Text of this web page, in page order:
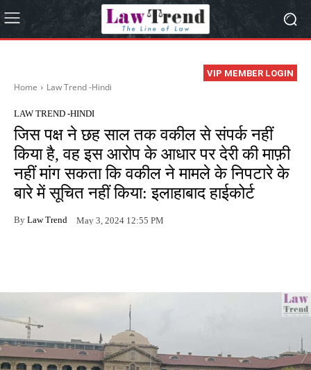
VIP MEMBER LOGIN
Home Law Trend -Hindi
LAW TREND -HINDI
जिस पक्ष ने छह साल तक वकील से संपर्क नहीं
किया है, वह इस आरोप के आधार पर देरी की माफ़ी
नहीं मांग सकता कि वकील ने मामले के निपटारे के
बारे में सूचित नहीं किया: इलाहाबाद हाईकोर्ट
By Law Trend May 3, 2024 12:55 PM